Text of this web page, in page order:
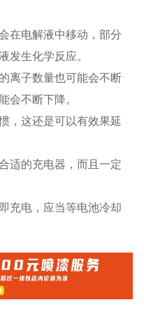
在电解液中移动，部分
发生化学反应。
离子数量也可能会不断
会不断下降。
，这还是可以有效果延
适的充电器，而且一定
充电，应当等电池冷却